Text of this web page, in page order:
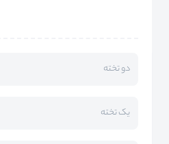
دو تخته
یک تخته